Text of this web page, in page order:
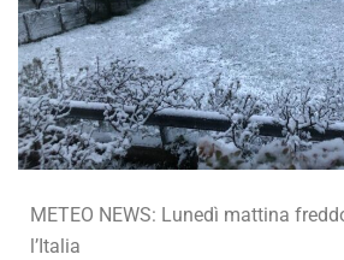
METEO NEWS: Lunedì mattina
l’Italia